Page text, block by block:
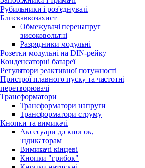
Рубильники і роз'єднувачі
Блискавкозахист
Обмежувачі перенапруг
високовольтні
Разрядники модульні
Розетки модульні на DIN-рейку
Конденсаторні батареї
Регулятори реактивної потужності
Пристрої плавного пуску та частотні
перетворювачі
Трансформатори
Трансформатори напруги
Трансформатори струму
Кнопки та вимикачі
Аксесуари до кнопок,
індикаторам
Вимикачі кінцеві
Кнопки "грибок"